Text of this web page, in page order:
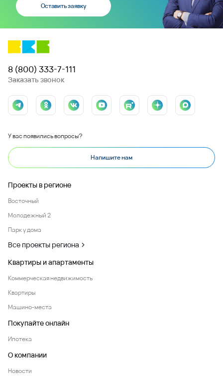
Оставить заявку
8 (800) 333-7-111
Заказать звонок
У вас появились вопросы?
Напишите нам
Проекты в регионе
Восточный
Молодежный 2
Парк у дома
Все проекты региона
Квартиры и апартаменты
Коммерческая недвижимость
Квартиры
Машино-места
Покупайте онлайн
Ипотека
О компании
Новости